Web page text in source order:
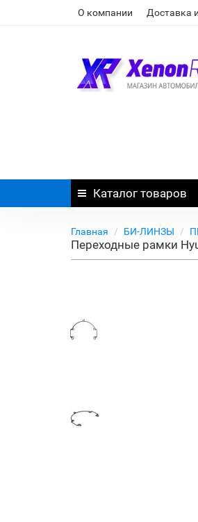
О компании Доставка
Каталог товаров
Главная БИ-ЛИНЗЫ
Переходные рамки